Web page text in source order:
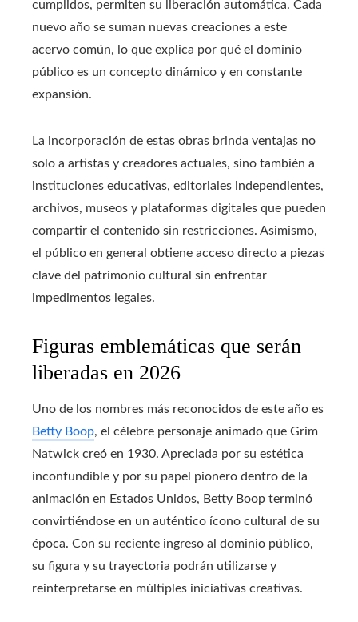
cumplidos, permiten su liberación automática. Cada
nuevo año se suman nuevas creaciones a este
acervo común, lo que explica por qué el dominio
público es un concepto dinámico y en constante
expansión.
La incorporación de estas obras brinda ventajas no
solo a artistas y creadores actuales, sino también a
instituciones educativas, editoriales independientes,
archivos, museos y plataformas digitales que pueden
compartir el contenido sin restricciones. Asimismo,
el público en general obtiene acceso directo a piezas
clave del patrimonio cultural sin enfrentar
impedimentos legales.
Figuras emblemáticas que serán
liberadas en 2026
Uno de los nombres más reconocidos de este año es
Betty Boop, el célebre personaje animado que Grim
Natwick creó en 1930. Apreciada por su estética
inconfundible y por su papel pionero dentro de la
animación en Estados Unidos, Betty Boop terminó
convirtiéndose en un auténtico ícono cultural de su
época. Con su reciente ingreso al dominio público,
su figura y su trayectoria podrán utilizarse y
reinterpretarse en múltiples iniciativas creativas.